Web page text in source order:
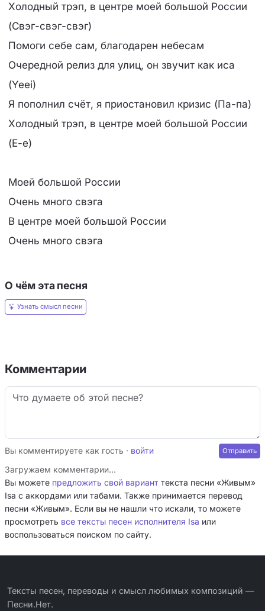
Холодный трэп, в центре моей большой России
(Свэг-свэг-свэг)
Помоги себе сам, благодарен небесам
Очередной релиз для улиц, он звучит как иса
(Yeei)
Я пополнил счёт, я приостановил кризис (Па-па)
Холодный трэп, в центре моей большой России
(Е-е)
Моей большой России
Очень много свэга
В центре моей большой России
Очень много свэга
О чём эта песня
Узнать смысл песни
Комментарии
Вы комментируете как гость · войти
Загружаем комментарии…
Вы можете предложить свой вариант текста песни «Живым»
Isa с аккордами или табами. Также принимается перевод
песни «Живым». Если вы не нашли что искали, то можете
просмотреть все тексты песен исполнителя Isa или
воспользоваться поиском по сайту.
Тексты песен, переводы и смысл любимых композиций —
Песни.Нет.